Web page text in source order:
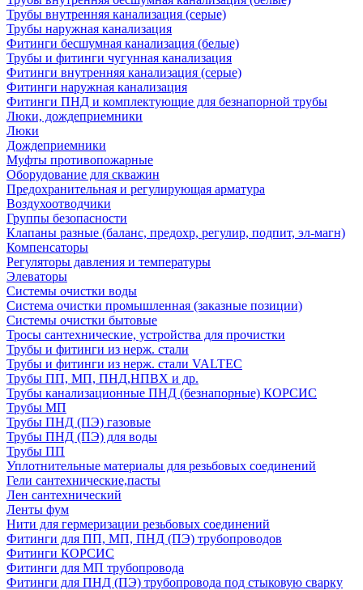
Трубы внутренняя канализация (серые)
Трубы наружная канализация
Фитинги бесшумная канализация (белые)
Трубы и фитинги чугунная канализация
Фитинги внутренняя канализация (серые)
Фитинги наружная канализация
Фитинги ПНД и комплектующие для безнапорной трубы
Люки, дождеприемники
Люки
Дождеприемники
Муфты противопожарные
Оборудование для скважин
Предохранительная и регулирующая арматура
Воздухоотводчики
Группы безопасности
Клапаны разные (баланс, предохр, регулир, подпит, эл-магн)
Компенсаторы
Регуляторы давления и температуры
Элеваторы
Системы очистки воды
Система очистки промышленная (заказные позиции)
Системы очистки бытовые
Тросы сантехнические, устройства для прочистки
Трубы и фитинги из нерж. стали
Трубы и фитинги из нерж. стали VALTEC
Трубы ПП, МП, ПНД,НПВХ и др.
Трубы канализационные ПНД (безнапорные) КОРСИС
Трубы МП
Трубы ПНД (ПЭ) газовые
Трубы ПНД (ПЭ) для воды
Трубы ПП
Уплотнительные материалы для резьбовых соединений
Гели сантехнические,пасты
Лен сантехнический
Ленты фум
Нити для гермеризации резьбовых соединений
Фитинги для ПП, МП, ПНД (ПЭ) трубопроводов
Фитинги КОРСИС
Фитинги для МП трубопровода
Фитинги для ПНД (ПЭ) трубопровода под стыковую сварку